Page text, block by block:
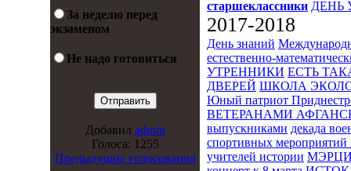
За неделю перед
экзаменом
Не надо готовиться
Добавил admin
Голоса: 1255
Предыдущие голосования
старшеклассники ДЕНЬ
2017-2018
День знаний
естественно-
УТРЕННИКИ ЕСТЬ
ДВЕРЕЙ ШКОЛА
Юный патриот
ВЕТЕРАНАМИ
выпускниками декада
спортивных мероприятий
учителей истории